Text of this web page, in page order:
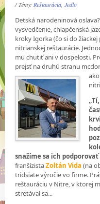
/ Témy:Reštaurácia,Jedlo
Detská narodeninová
vysvedčenie, chlapčenská
kroky Igorka (čo si do
nitrianskej reštaurácie.
mu chutiť ani v dospelosti.
prejsť na druhú stranu
snažíme sa ich
franšízistaZoltán Vida (na
tridsiate výročie vo firme.
reštauráciu v Nitre, v ktorej
stretával sa...